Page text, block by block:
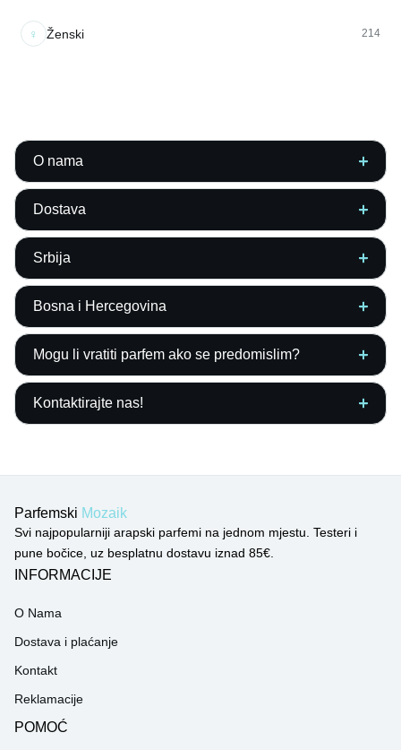
♀ Ženski 214
O nama
Dostava
Srbija
Bosna i Hercegovina
Mogu li vratiti parfem ako se predomislim?
Kontaktirajte nas!
Parfemski Mozaik
Svi najpopularniji arapski parfemi na jednom mjestu. Testeri i
pune bočice, uz besplatnu dostavu iznad 85€.
INFORMACIJE
O Nama
Dostava i plaćanje
Kontakt
Reklamacije
POMOĆ